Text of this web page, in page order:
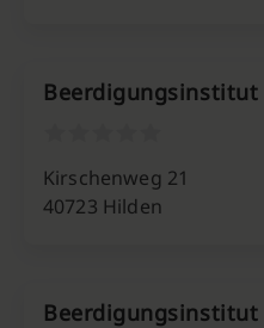
Kirschenweg 21
40723 Hilden